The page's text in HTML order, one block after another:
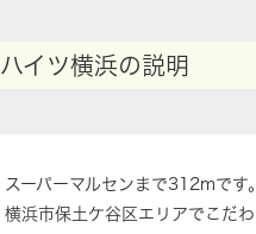
ハイツ横浜の説明
スーパーマルセンまで312mです
横浜市保土ケ谷区エリアでこだ